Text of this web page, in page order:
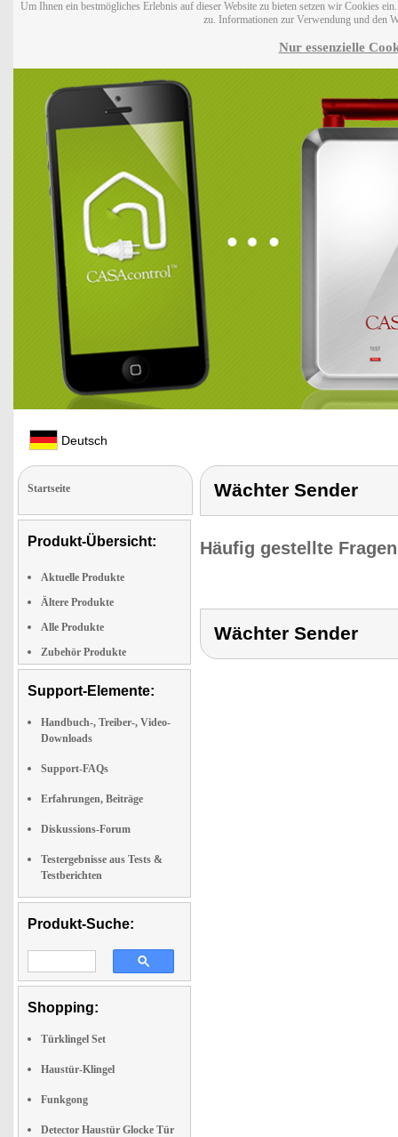
Um Ihnen ein bestmögliches Erlebnis auf dieser Website zu bieten setzen wir Cookies
zu. Informationen zur Verwendung und den
Nur essenzielle
Deutsch
Startseite
Produkt-Übersicht:
Aktuelle Produkte
Ältere Produkte
Alle Produkte
Zubehör Produkte
Support-Elemente:
Handbuch-, Treiber-, Video-
Downloads
Support-FAQs
Erfahrungen, Beiträge
Diskussions-Forum
Testergebnisse aus Tests &
Testberichten
Produkt-Suche:
Shopping:
Türklingel Set
Haustür-Klingel
Funkgong
Detector Haustür Glocke Tür
Wächter Sender
Häufig gestellte
Wächter Sender